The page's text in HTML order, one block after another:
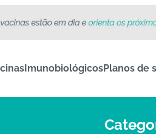
ImunobiológicosPlanos de